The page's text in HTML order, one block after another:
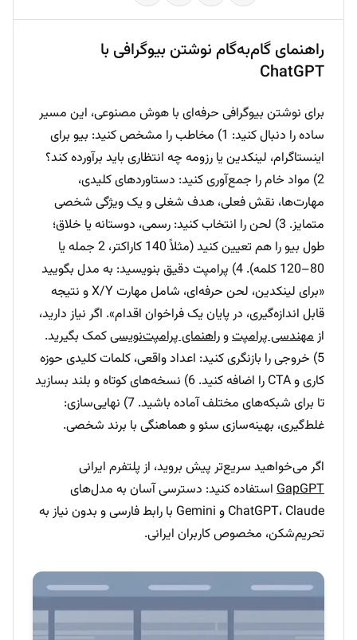
راهنمای گام‌به‌گام نوشتن بیوگرافی با
ChatGPT
برای نوشتن بیوگرافی حرفه‌ای با هوش مصنوعی، این مسیر
ساده را دنبال کنید: 1) مخاطب را مشخص کنید: بیو برای
اینستاگرام، لینکدین یا رزومه چه انتظاری باید برآورده کند؟
2) مواد خام را جمع‌آوری کنید: دستاوردهای کلیدی،
مهارت‌ها، نقش فعلی، هدف شغلی و یک ویژگی شخصی
متمایز. 3) لحن را انتخاب کنید: رسمی، دوستانه یا خلاق؛
طول بیو را هم تعیین کنید (مثلاً 140 کاراکتر، 2 جمله یا
80–120 کلمه). 4) پرامپت دقیق بنویسید: به مدل بگویید
«برای لینکدین، لحن حرفه‌ای، شامل مهارت X/Y و نتیجه
قابل اندازه‌گیری، در پایان یک فراخوان اقدام». اگر نیاز دارید،
ازمهندسی پرامپتوراهنمای پرامپت‌نویسیکمک بگیرید.
5) خروجی را بازنگری کنید: اعداد واقعی، کلمات کلیدی حوزه
کاری و CTA را اضافه کنید. 6) نسخه‌های کوتاه و بلند بسازید
تا برای شبکه‌های مختلف آماده باشید. 7) نهایی‌سازی:
غلط‌گیری، بهینه‌سازی سئو و هماهنگی با برند شخصی.
اگر می‌خواهید سریع‌تر پیش بروید، از پلتفرم ایرانی
GapGPT استفاده کنید: دسترسی آسان به مدل‌های
ChatGPT، Claude و Gemini با رابط فارسی و بدون نیاز به
تحریم‌شکن، مخصوص کاربران ایرانی.